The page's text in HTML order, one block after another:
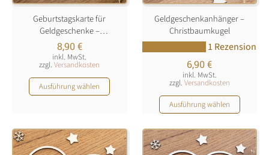
gewählt
werden
Produktseite
gewählt
werden
Geburtstagskarte für
Geldgeschenke –
personalisierbar
8,90€
inkl. MwSt.
zzgl.Versandkosten
Ausführung wählen
Dieses
Produkt
Varianten
auf.
Geldgeschenkanhänger –
Christbaumkugel
1 Rezension
6,90€
inkl. MwSt.
zzgl. Versandkosten
Ausführung wählen
Dieses
Produkt
weist
mehrere